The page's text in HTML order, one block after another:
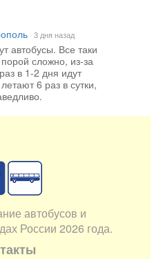
3 дня назад
автобусы. Все таки
сложно, из-за
в 1-2 дня идут
6 раз в сутки,
автобусов и
России 2026 года.